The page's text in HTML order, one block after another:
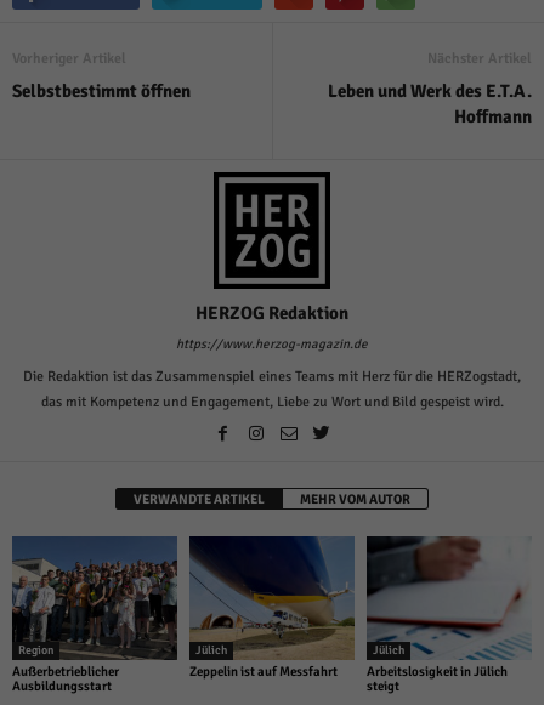
Vorheriger Artikel
Selbstbestimmt öffnen
Nächster Artikel
Leben und Werk des E.T.A.
Hoffmann
HERZOG Redaktion
https://www.herzog-magazin.de
Die Redaktion ist das Zusammenspiel eines Teams mit Herz für die HERZogstadt,
das mit Kompetenz und Engagement, Liebe zu Wort und Bild gespeist wird.
VERWANDTE ARTIKEL MEHR VOM AUTOR
Region
Außerbetrieblicher
Ausbildungsstart
Jülich
Zeppelin ist auf Messfahrt
Jülich
Arbeitslosigkeit in Jülich
steigt